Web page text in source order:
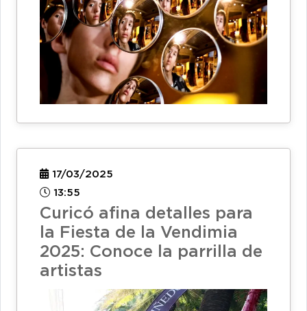
17/03/2025
13:55
Curicó afina detalles para
la Fiesta de la Vendimia
2025: Conoce la parrilla de
artistas